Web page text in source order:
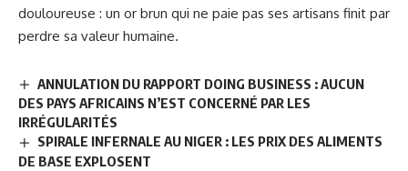
douloureuse : un or brun qui ne paie pas ses artisans finit par
perdre sa valeur humaine.
ANNULATION DU RAPPORT DOING BUSINESS : AUCUN
DES PAYS AFRICAINS N’EST CONCERNÉ PAR LES
IRRÉGULARITÉS
SPIRALE INFERNALE AU NIGER : LES PRIX DES ALIMENTS
DE BASE EXPLOSENT